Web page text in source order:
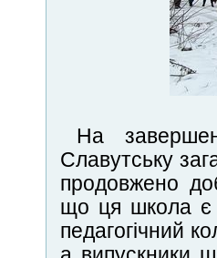
На
Славутську
продовжено
що ця школа є
педагогічний